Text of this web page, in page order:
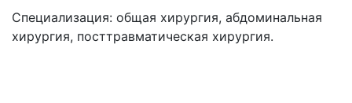
Специализация: общая хирургия, абдоминальная
хирургия, посттравматическая хирургия.